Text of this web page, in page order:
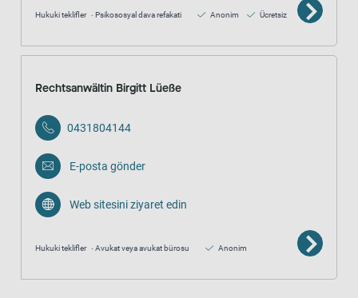
Hukuki teklifler Psikososyal dava refakati Anonim Ücretsiz
Rechtsanwältin Birgitt Lüeße
0431804144
E-posta gönder
Web sitesini ziyaret edin
Hukuki teklifler Avukat veya avukat bürosu Anonim